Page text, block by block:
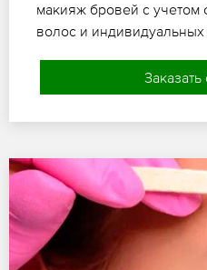
макияж бровей с учетом
волос и